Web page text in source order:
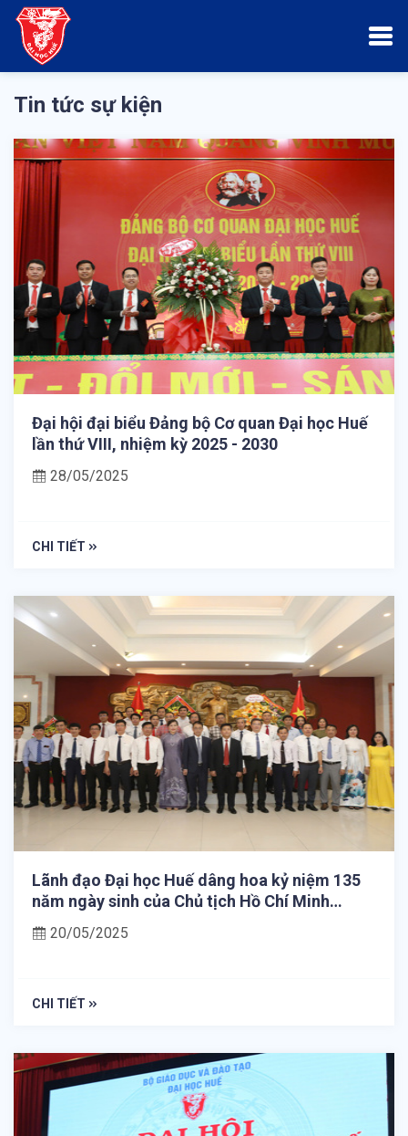
Tin tức sự kiện
Đại hội đại biểu Đảng bộ Cơ quan Đại học Huế
lần thứ VIII, nhiệm kỳ 2025 - 2030
28/05/2025
CHI TIẾT
Lãnh đạo Đại học Huế dâng hoa kỷ niệm 135
năm ngày sinh của Chủ tịch Hồ Chí Minh
(19/5/1890 – 19/5/2025)
20/05/2025
CHI TIẾT